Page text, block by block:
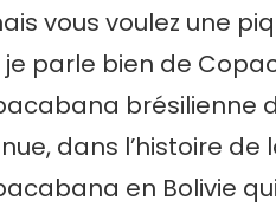
vous voulez une
je parle bien de
brésilienne
dans l’histoire de
en Bolivie